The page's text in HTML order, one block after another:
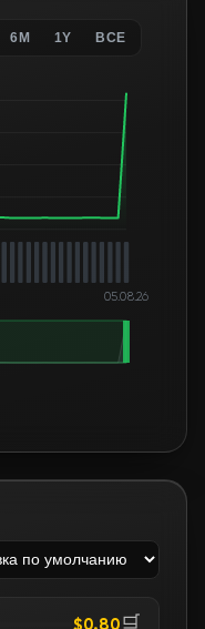
6M 1Y ВСЕ
05.08.26
$0.80